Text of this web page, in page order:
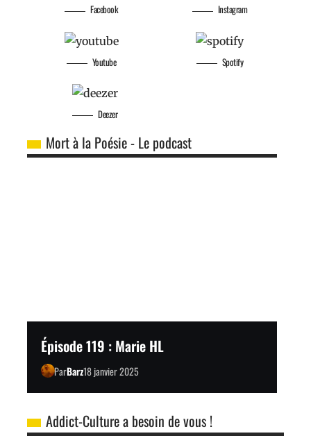
Facebook
Youtube
Instagram
Spotify
Deezer
Mort à la Poésie - Le podcast
Épisode 119 : Marie HL
ParBarz18 janvier 2025
Addict-Culture a besoin de vous !